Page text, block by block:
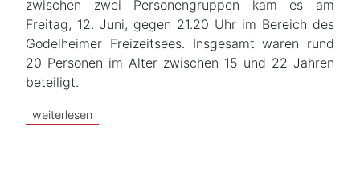
zwischen zwei Personengruppen kam es am
Freitag, 12. Juni, gegen 21.20 Uhr im Bereich des
Godelheimer Freizeitsees. Insgesamt waren rund
20 Personen im Alter zwischen 15 und 22 Jahren
beteiligt.
weiterlesen